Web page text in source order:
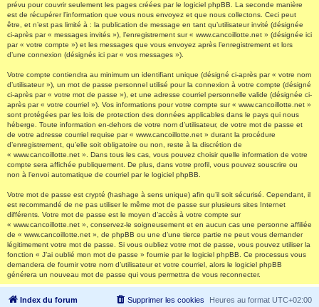
prévu pour couvrir seulement les pages créées par le logiciel phpBB. La seconde manière
est de récupérer l’information que vous nous envoyez et que nous collectons. Ceci peut
être, et n’est pas limité à : la publication de message en tant qu’utilisateur invité (désignée
ci-après par « messages invités »), l’enregistrement sur « www.cancoillotte.net » (désignée ici
par « votre compte ») et les messages que vous envoyez après l’enregistrement et lors
d’une connexion (désignés ici par « vos messages »).
Votre compte contiendra au minimum un identifiant unique (désigné ci-après par « votre nom
d’utilisateur »), un mot de passe personnel utilisé pour la connexion à votre compte (désigné
ci-après par « votre mot de passe »), et une adresse courriel personnelle valide (désignée ci-
après par « votre courriel »). Vos informations pour votre compte sur « www.cancoillotte.net »
sont protégées par les lois de protection des données applicables dans le pays qui nous
héberge. Toute information en-dehors de votre nom d’utilisateur, de votre mot de passe et
de votre adresse courriel requise par « www.cancoillotte.net » durant la procédure
d’enregistrement, qu’elle soit obligatoire ou non, reste à la discrétion de
« www.cancoillotte.net ». Dans tous les cas, vous pouvez choisir quelle information de votre
compte sera affichée publiquement. De plus, dans votre profil, vous pouvez souscrire ou
non à l’envoi automatique de courriel par le logiciel phpBB.
Votre mot de passe est crypté (hashage à sens unique) afin qu’il soit sécurisé. Cependant, il
est recommandé de ne pas utiliser le même mot de passe sur plusieurs sites Internet
différents. Votre mot de passe est le moyen d’accès à votre compte sur
« www.cancoillotte.net », conservez-le soigneusement et en aucun cas une personne affiliée
de « www.cancoillotte.net », de phpBB ou une d’une tierce partie ne peut vous demander
légitimement votre mot de passe. Si vous oubliez votre mot de passe, vous pouvez utiliser la
fonction « J’ai oublié mon mot de passe » fournie par le logiciel phpBB. Ce processus vous
demandera de fournir votre nom d’utilisateur et votre courriel, alors le logiciel phpBB
générera un nouveau mot de passe qui vous permettra de vous reconnecter.
Index du forum Heures au format UTC+02:00
Supprimer les cookies